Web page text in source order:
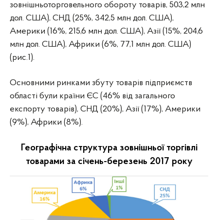
зовнішньоторговельного обороту товарів, 503,2 млн
дол. США), СНД (25%, 342,5 млн дол. США),
Америки (16%, 215,6 млн дол. США), Азії (15%, 204,6
млн дол. США), Африки (6%, 77,1 млн дол. США)
(рис.1).
Основними ринками збуту товарів підприємств
області були країни ЄС (46% від загального
експорту товарів), СНД (20%), Азії (17%), Америки
(9%), Африки (8%).
Географічна структура зовнішньої торгівлі
товарами за січень-березень 2017 року